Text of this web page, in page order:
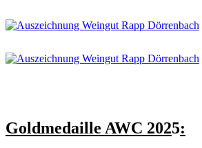
Goldmedaille AWC 2025: